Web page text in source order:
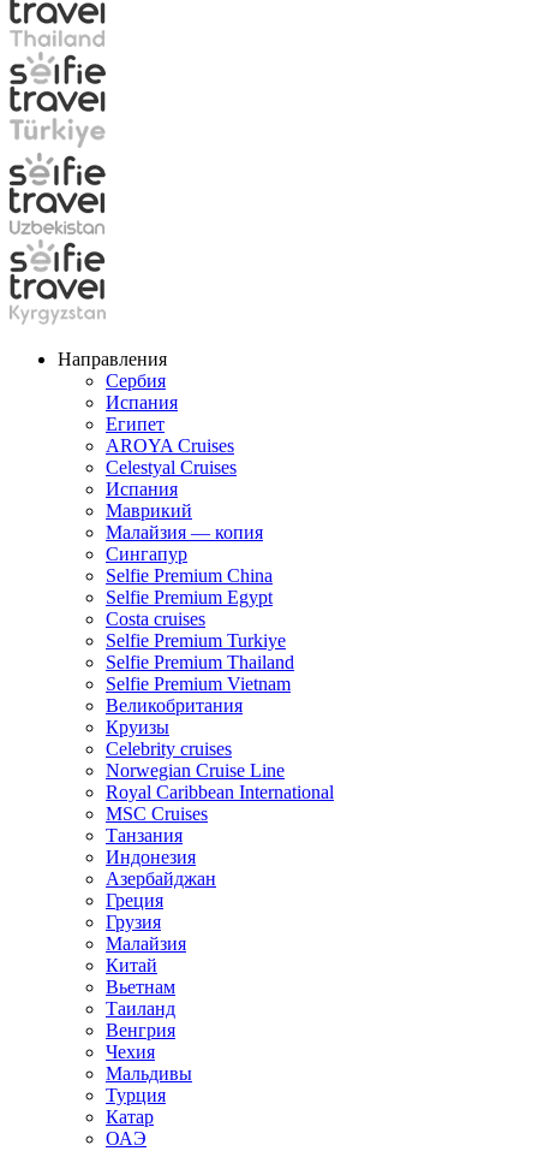
Направления
Сербия
Испания
Египет
AROYA Cruises
Celestyal Cruises
Испания
Маврикий
Малайзия — копия
Сингапур
Selfie Premium China
Selfie Premium Egypt
Costa cruises
Selfie Premium Turkiye
Selfie Premium Thailand
Selfie Premium Vietnam
Великобритания
Круизы
Celebrity cruises
Norwegian Cruise Line
Royal Caribbean International
MSC Cruises
Танзания
Индонезия
Азербайджан
Греция
Грузия
Малайзия
Китай
Вьетнам
Таиланд
Венгрия
Чехия
Мальдивы
Турция
Катар
ОАЭ